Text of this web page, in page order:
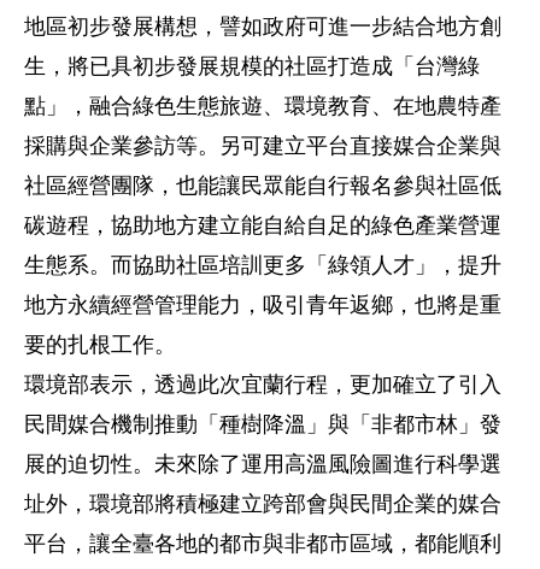
地區初步發展構想，譬如政府可進一步結合地方創
生，將已具初步發展規模的社區打造成「台灣綠
點」，融合綠色生態旅遊、環境教育、在地農特產
採購與企業參訪等。另可建立平台直接媒合企業與
社區經營團隊，也能讓民眾能自行報名參與社區低
碳遊程，協助地方建立能自給自足的綠色產業營運
生態系。而協助社區培訓更多「綠領人才」，提升
地方永續經營管理能力，吸引青年返鄉，也將是重
要的扎根工作。
環境部表示，透過此次宜蘭行程，更加確立了引入
民間媒合機制推動「種樹降溫」與「非都市林」發
展的迫切性。未來除了運用高溫風險圖進行科學選
址外，環境部將積極建立跨部會與民間企業的媒合
平台，讓全臺各地的都市與非都市區域，都能順利